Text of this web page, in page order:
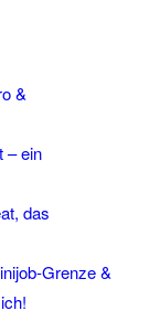
&
– ein
das
Grenze &